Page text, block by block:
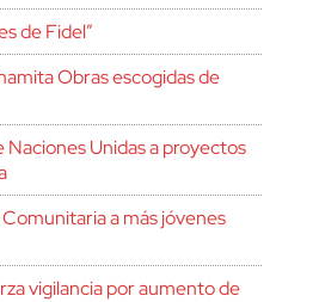
de Fidel”
Obras escogidas de
Unidas a proyectos
a más jóvenes
vigilancia por aumento de